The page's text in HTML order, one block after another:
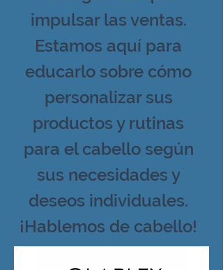
impulsar las ventas.
Estamos aquí para
educarlo sobre cómo
personalizar sus
productos y rutinas
para el cabello según
sus necesidades y
deseos individuales.
¡Hablemos de cabello!